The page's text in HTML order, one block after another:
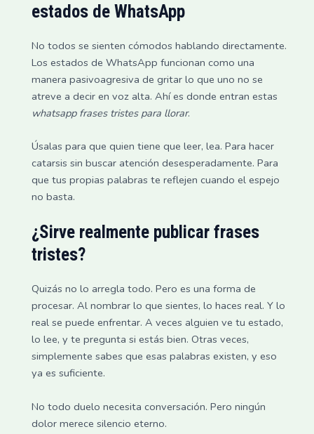
estados de WhatsApp
No todos se sienten cómodos hablando directamente.
Los estados de WhatsApp funcionan como una
manera pasivoagresiva de gritar lo que uno no se
atreve a decir en voz alta. Ahí es donde entran estas
whatsapp frases tristes para llorar.
Úsalas para que quien tiene que leer, lea. Para hacer
catarsis sin buscar atención desesperadamente. Para
que tus propias palabras te reflejen cuando el espejo
no basta.
¿Sirve realmente publicar frases
tristes?
Quizás no lo arregla todo. Pero es una forma de
procesar. Al nombrar lo que sientes, lo haces real. Y lo
real se puede enfrentar. A veces alguien ve tu estado,
lo lee, y te pregunta si estás bien. Otras veces,
simplemente sabes que esas palabras existen, y eso
ya es suficiente.
No todo duelo necesita conversación. Pero ningún
dolor merece silencio eterno.